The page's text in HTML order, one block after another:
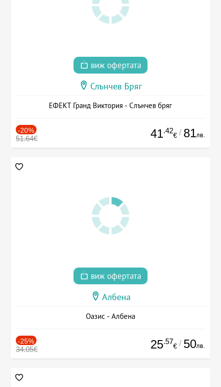
виж офертата
Слънчев Бряг
ЕФЕКТ Гранд Виктория - Слънчев бряг
-20%
51.64€ 41.42
€ / 81лв.
виж офертата
Албена
Оазис - Албена
-25%
34.05€ 25.57
€ / 50лв.